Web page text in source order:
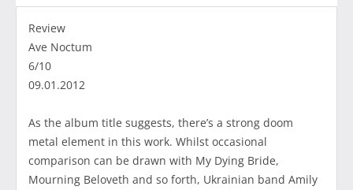
Review
Ave Noctum
6/10
09.01.2012
As the album title suggests, there’s a strong doom
metal element in this work. Whilst occasional
comparison can be drawn with My Dying Bride,
Mourning Beloveth and so forth, Ukrainian band Amily